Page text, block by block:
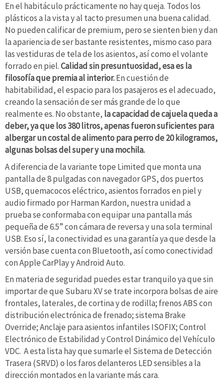
En el habitáculo prácticamente no hay queja. Todos los
plásticos a la vista y al tacto presumen una buena calidad.
No pueden calificar de premium, pero se sienten bien y dan
la apariencia de ser bastante resistentes, mismo caso para
las vestiduras de tela de los asientos, así como el volante
forrado en piel.Calidad sin presuntuosidad, esa es la
filosofía que premia al interior.En cuestión de
habitabilidad, el espacio para los pasajeros es el adecuado,
creando la sensación de ser más grande de lo que
realmente es. No obstante, la capacidad de cajuela queda a
deber, ya que los 380 litros, apenas fueron suficientes para
albergar un costal de alimento para perro de 20 kilogramos,
algunas bolsas del super y una mochila.
A diferencia de la variante tope Limited que monta una
pantalla de 8 pulgadas con navegador GPS, dos puertos
USB, quemacocos eléctrico, asientos forrados en piel y
audio firmado por Harman Kardon, nuestra unidad a
prueba se conformaba con equipar una pantalla más
pequeña de 6.5” con cámara de reversa y una sola terminal
USB. Eso sí, la conectividad es una garantía ya que desde la
versión base cuenta con Bluetooth, así como conectividad
con Apple CarPlay y Android Auto.
En materia de seguridad puedes estar tranquilo ya que sin
importar de que Subaru XV se trate incorpora bolsas de aire
frontales, laterales, de cortina y de rodilla; frenos ABS con
distribución electrónica de frenado; sistema Brake
Override; Anclaje para asientos infantiles ISOFIX; Control
Electrónico de Estabilidad y Control Dinámico del Vehículo
VDC. A esta lista hay que sumarle el Sistema de Detección
Trasera (SRVD) o los faros delanteros LED sensibles a la
dirección montados en la variante más cara.